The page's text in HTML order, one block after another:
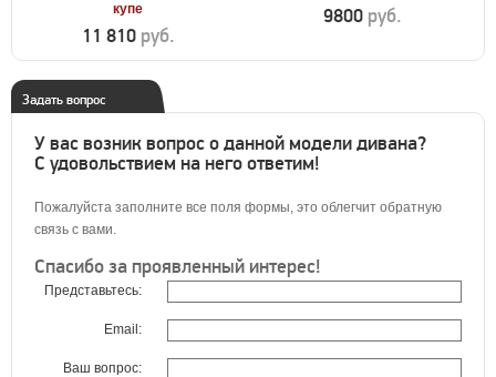
купе
11 810 руб.
9800 руб.
Задать вопрос
У вас возник вопрос о данной модели дивана?
С удовольствием на него ответим!
Пожалуйста заполните все поля формы, это облегчит обратную
связь с вами.
Спасибо за проявленный интерес!
Представьтесь:
Email:
Ваш вопрос: